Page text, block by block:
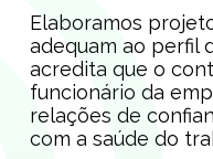
Elaboramos
adequam ao perfil
acredita que o
funcionário da
relações de
com a saúde do